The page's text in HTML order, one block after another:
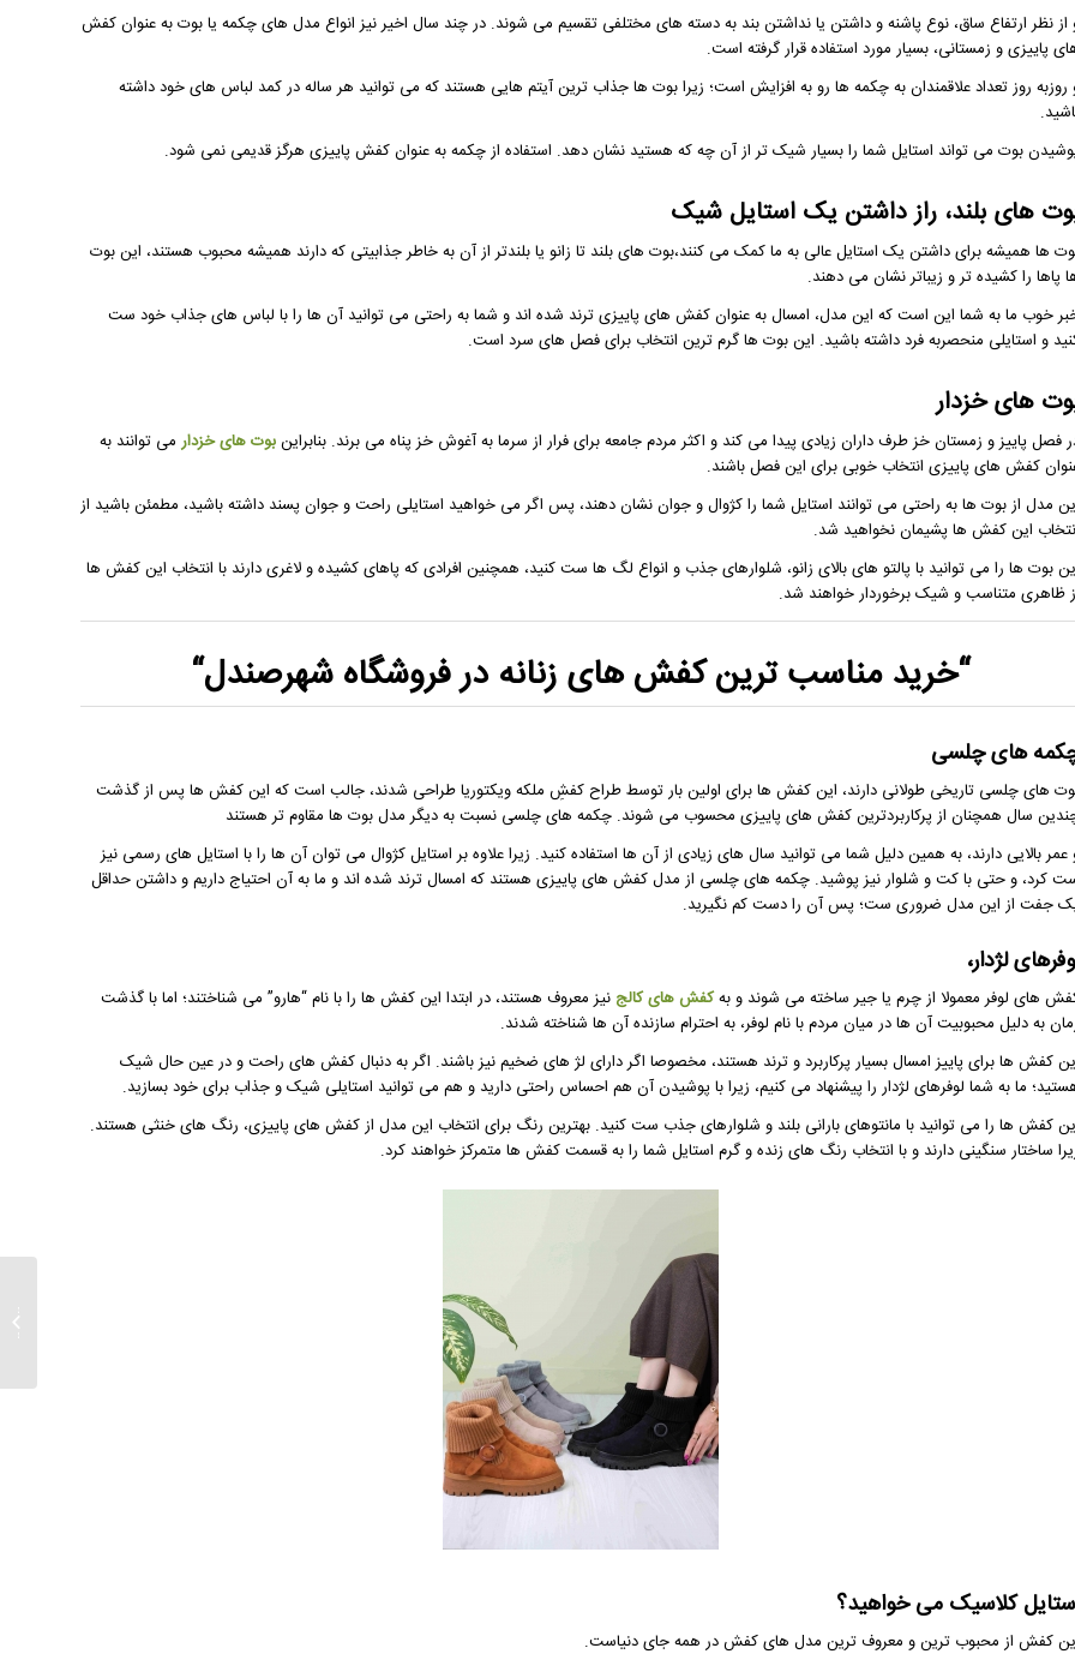
از نظر ارتفاع ساق، نوع پاشنه و داشتن یا نداشتن بند به دسته های مختلفی تقسیم می شوند. در چند سال اخیر نیز انواع مدل های چکمه یا بوت به عنوان کفش
پاییزی و زمستانی، بسیار مورد استفاده قرار گرفته است.
و روزبه روز تعداد علاقمندان به چکمه ها رو به افزایش است؛ زیرا بوت‎ ها جذاب ترین آیتم هایی هستند که می توانید هر ساله در کمد لباس های خود داشته
بوت می تواند استایل شما را بسیار شیک تر از آن چه که هستید نشان دهد. استفاده از چکمه به عنوان کفش پاییزی هرگز قدیمی نمی شود.
های بلند، راز داشتن یک استایل شیک
ها همیشه برای داشتن یک استایل عالی به ما کمک می کنند،بوت های بلند تا زانو یا بلندتر از آن به خاطر جذابیتی که دارند همیشه محبوب هستند، این بوت
پاها را کشیده تر و زیباتر نشان می دهند.
خوب ما به شما این است که این مدل، امسال به عنوان کفش های پاییزی ترند شده اند و شما به راحتی می توانید آن ها را با لباس های جذاب خود ست
و استایلی منحصربه فرد داشته باشید. این بوت ها گرم ترین انتخاب برای فصل های سرد است.
های خزدار
فصل پاییز و زمستان خز طرف داران زیادی پیدا می کند و اکثر مردم جامعه برای فرار از سرما به آغوش خز پناه می برند. بنابراینبوت های خزدارمی توانند به
کفش های پاییزی انتخاب خوبی برای این فصل باشند.
مدل از بوت ها به راحتی می توانند استایل شما را کژوال و جوان نشان دهند، پس اگر می خواهید استایلی راحت و جوان پسند داشته باشید، مطمئن باشید از
این کفش ها پشیمان نخواهید شد.
بوت ها را می توانید با پالتو های بالای زانو، شلوارهای جذب و انواع لگ ها ست کنید، همچنین افرادی که پاهای کشیده و لاغری دارند با انتخاب این کفش ها
ظاهری متناسب و شیک برخوردار خواهند شد.
“خرید مناسب ترینکفش های زنانهدر فروشگاهشهرصندل“
های چلسی
های چلسی تاریخی طولانی دارند، این کفش ها برای اولین بار توسط طراح کفشِ ملکه ویکتوریا طراحی شدند، جالب است که این کفش ها پس از گذشت
سال همچنان از پرکاربردترین کفش های پاییزی محسوب می شوند. چکمه های چلسی نسبت به دیگر مدل بوت ها مقاوم تر هستند
عمر بالایی دارند، به همین دلیل شما می توانید سال های زیادی از آن ها استفاده کنید. زیرا علاوه بر استایل کژوال می توان آن ها را با استایل های رسمی نیز
کرد، و حتی با کت و شلوار نیز پوشید. چکمه های چلسی از مدل کفش های پاییزی هستند که امسال ترند شده اند و ما به آن احتیاج داریم و داشتن حداقل
جفت از این مدل ضروری ست؛ پس آن را دست کم نگیرید.
لژدار،
های لوفر معمولا از چرم یا جیر ساخته می شوند و بهکفش های کالج نیز معروف هستند، در ابتدا این کفش ها را با نام “هارو” می شناختند؛ اما با گذشت
به دلیل محبوبیت آن ها در میان مردم با نام لوفر، به احترام سازنده آن ها شناخته شدند.
کفش ها برای پاییز امسال بسیار پرکاربرد و ترند هستند، مخصوصا اگر دارای لژ های ضخیم نیز باشند. اگر به دنبال کفش های راحت و در عین حال شیک
ما به شما لوفرهای لژدار را پیشنهاد می کنیم، زیرا با پوشیدن آن هم احساس راحتی دارید و هم می توانید استایلی شیک و جذاب برای خود بسازید.
کفش ها را می توانید با مانتوهای بارانی بلند و شلوارهای جذب ست کنید. بهترین رنگ برای انتخاب این مدل از کفش های پاییزی، رنگ های خنثی هستند.
ساختار سنگینی دارند و با انتخاب رنگ های زنده و گرم استایل شما را به قسمت کفش ها متمرکز خواهند کرد.
کلاسیک می خواهید؟
کفش از محبوب ترین و معروف ترین مدل های کفش در همه جای دنیاست.
را